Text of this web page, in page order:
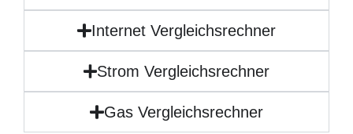
Internet Vergleichsrechner
Strom Vergleichsrechner
Gas Vergleichsrechner